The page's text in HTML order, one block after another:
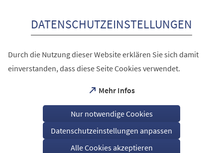
DATENSCHUTZEINSTELLUNGEN
Durch die Nutzung dieser Website erklären Sie sich damit
einverstanden, dass diese Seite Cookies verwendet.
Mehr Infos
(Öffnet
einem
Tab)
Nur notwendige Cookies
Datenschutzeinstellungen anpassen
Alle Cookies akzeptieren